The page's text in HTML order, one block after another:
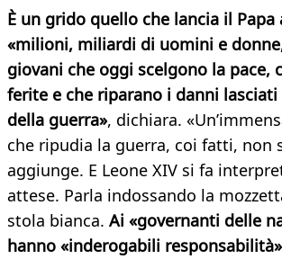
È un grido quello che lancia il Papa
«milioni, miliardi di uomini e
giovani che oggi scelgono la pace,
ferite e che riparano i danni
della guerra», dichiara.
che ripudia la guerra, coi fatti, non
aggiunge. E Leone XIV si fa
attese. Parla indossando la
stola bianca. Ai «governanti delle
hanno «inderogabili